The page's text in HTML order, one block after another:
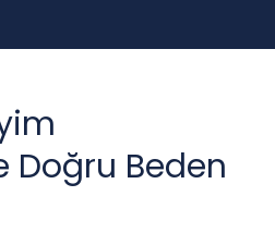
Doğru Beden